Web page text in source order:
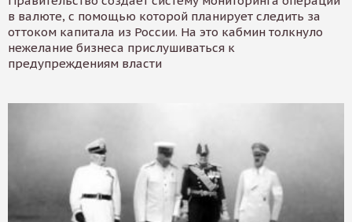
в валюте, с помощью которой планирует следить за
оттоком капитала из России. На это кабмин толкнуло
нежелание бизнеса прислушиваться к
предупреждениям власти